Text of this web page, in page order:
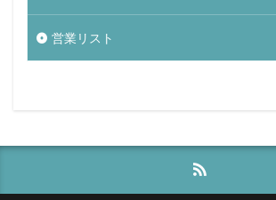
営業リスト